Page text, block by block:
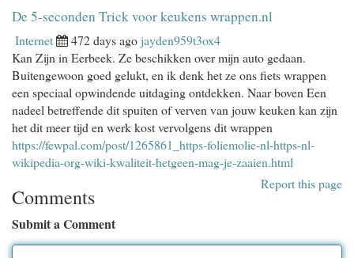
De 5-seconden Trick voor keukens wrappen.nl
Internet 472 days agojayden959t3ox4
Kan Zijn in Eerbeek. Ze beschikken over mijn auto gedaan.
Buitengewoon goed gelukt, en ik denk het ze ons fiets wrappen
een speciaal opwindende uitdaging ontdekken. Naar boven Een
nadeel betreffende dit spuiten of verven van jouw keuken kan zijn
het dit meer tijd en werk kost vervolgens dit wrappen
https://fewpal.com/post/1265861_https-foliemolie-nl-https-nl-
wikipedia-org-wiki-kwaliteit-hetgeen-mag-je-zaaien.html
Report this page
Comments
Submit a Comment